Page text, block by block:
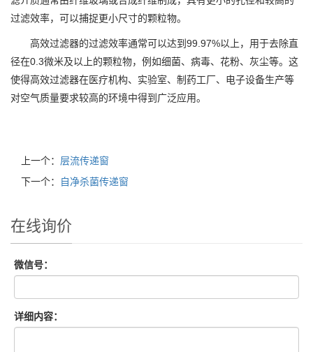
过滤效率，可以捕捉更小尺寸的颗粒物。
高效过滤器的过滤效率通常可以达到99.97%以上，用于去除直
径在0.3微米及以上的颗粒物，例如细菌、病毒、花粉、灰尘等。这
使得高效过滤器在医疗机构、实验室、制药工厂、电子设备生产等
对空气质量要求较高的环境中得到广泛应用。
上一个： 层流传递窗
下一个：
自净杀菌传递窗
在线询价
微信号：
详细内容：